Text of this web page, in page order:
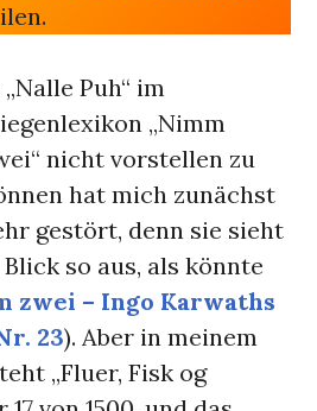
„Nalle Puh“ im
„Nimm
nicht vorstellen zu
hat mich zunächst
gestört, denn sie sieht
so aus, als könnte
zwei – Ingo Karwaths
23). Aber in meinem
„Fluer, Fisk og